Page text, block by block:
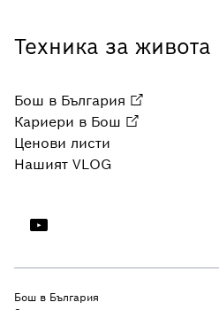
Техника за живота
Бош в България
Кариери в Бош
Ценови листи
Нашият VLOG
Бош в България